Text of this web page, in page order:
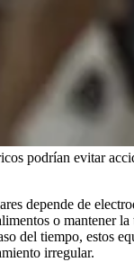
podrían evitar
depende de
o mantener la
del tiempo, estos
irregular.